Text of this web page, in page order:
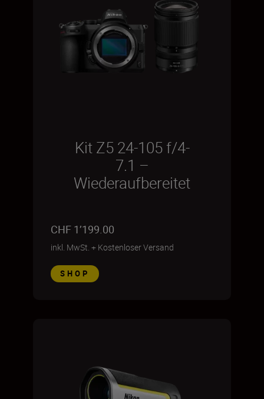
Kit Z5 24-105 f/4-
7.1 –
Wiederaufbereitet
CHF 1’199.00
inkl. MwSt. + Kostenloser Versand
SHOP